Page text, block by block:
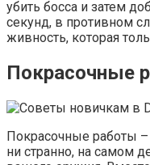
убить босса и затем
секунд, в противном
живность, которая
Покрасочные
Покрасочные работы –
ни странно, на самом